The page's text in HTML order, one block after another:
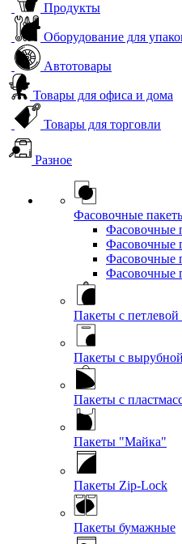
Продукты
Оборудование для
Автотовары
Товары для офиса и дома
Товары для торговли
Разное
Фасовочные
Фасовочные
Фасовочные
Фасовочные
Фасовочные
Пакеты с петлевой
Пакеты с
Пакеты с
Пакеты "Майка"
Пакеты Zip-Lock
Пакеты бумажные